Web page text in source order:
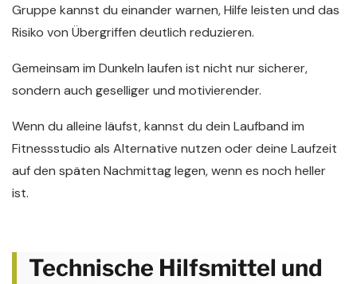
Gruppe kannst du einander warnen, Hilfe leisten und das
Risiko von Übergriffen deutlich reduzieren.
Gemeinsam im Dunkeln laufen ist nicht nur sicherer,
sondern auch geselliger und motivierender.
Wenn du alleine läufst, kannst du dein Laufband im
Fitnessstudio als Alternative nutzen oder deine Laufzeit
auf den späten Nachmittag legen, wenn es noch heller
ist.
Technische Hilfsmittel und